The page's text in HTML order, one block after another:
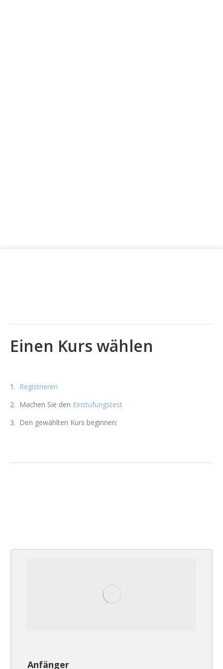
Einen Kurs wählen
1. Registrieren
2. Machen Sie den Einstufungstest
3. Den gewählten Kurs beginnen:
Anfänger